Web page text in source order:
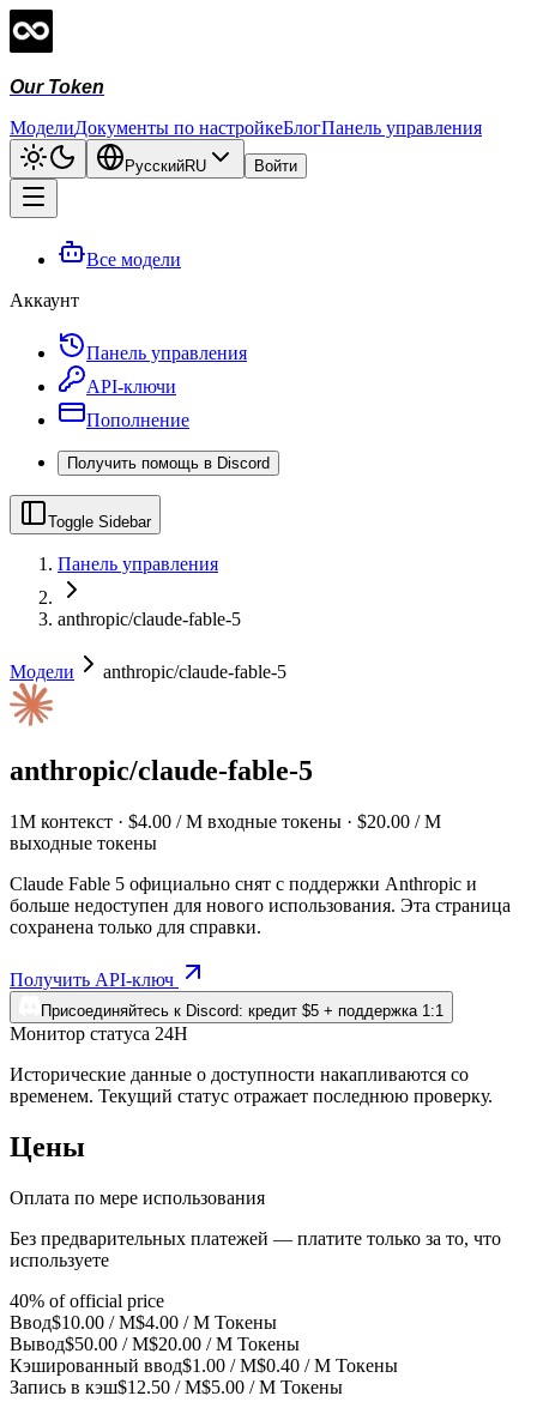
Our Token
МоделиДокументы по настройкеБлогПанель управления
РусскийRU Войти
Все модели
Аккаунт
Панель управления
API-ключи
Пополнение
Получить помощь в Discord
Toggle Sidebar
Панель управления
anthropic/claude-fable-5
Модели anthropic/claude-fable-5
anthropic/claude-fable-5
1M контекст · $4.00 / M входные токены · $20.00 / M
выходные токены
Claude Fable 5 официально снят с поддержки Anthropic и
больше недоступен для нового использования. Эта страница
сохранена только для справки.
Получить API-ключ
Присоединяйтесь к Discord: кредит $5 + поддержка 1:1
Монитор статуса 24H
Исторические данные о доступности накапливаются со
временем. Текущий статус отражает последнюю проверку.
Цены
Оплата по мере использования
Без предварительных платежей — платите только за то, что
используете
40% of official price
Ввод$10.00 / M$4.00 / M Токены
Вывод$50.00 / M$20.00 / M Токены
Кэшированный ввод$1.00 / M$0.40 / M Токены
Запись в кэш$12.50 / M$5.00 / M Токены